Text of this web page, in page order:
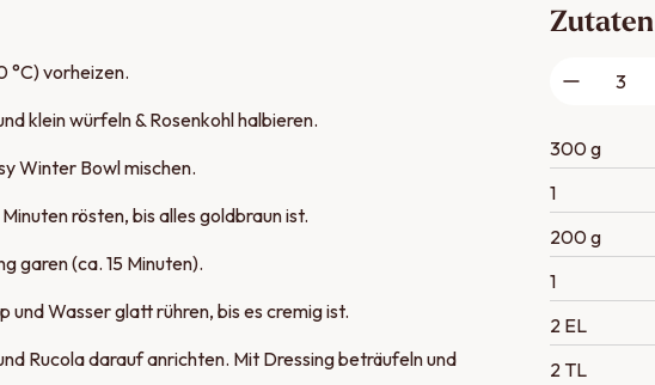
vorheizen.
klein würfeln & Rosenkohl halbieren.
Winter Bowl mischen.
rösten, bis alles goldbraun ist.
garen (ca. 15 Minuten).
und Wasser glatt rühren, bis es cremig ist.
Rucola darauf anrichten. Mit Dressing beträufeln und
Zutaten
3
300 g
1
200 g
1
2 EL
2 TL